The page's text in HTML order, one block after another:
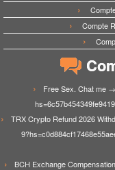
Compte
Free Sex. Chat me
TRX Crypto Refund 2026
BCH Exchange